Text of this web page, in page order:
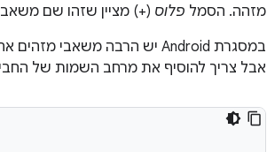
מזהה. הסמל פלוס (+) מציין שזהו שם
במסגרת Android יש הרבה משאבי מזהים אחרים. כשמפנים למזהה משאב של Android, לא צריך להוסיף את הסמל
אבל צריך להוסיף את מרחב השמות של